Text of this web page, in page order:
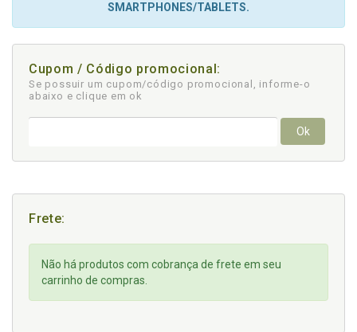
SMARTPHONES/TABLETS.
Cupom / Código promocional:
Se possuir um cupom/código promocional, informe-o
abaixo e clique em ok
Ok
Frete:
Não há produtos com cobrança de frete em seu
carrinho de compras.